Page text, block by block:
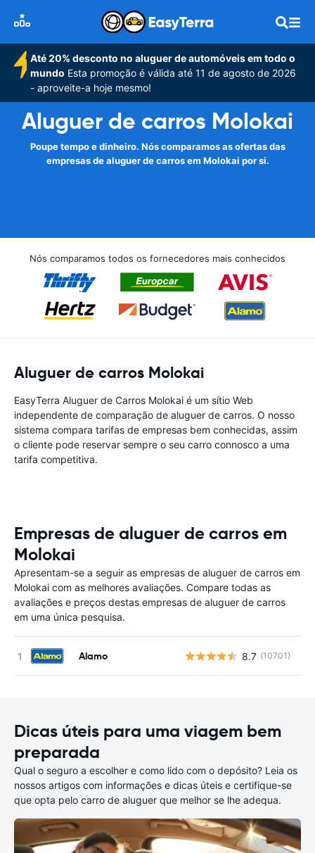
Até 20% desconto no aluguer de automóveis em todo o
mundo Esta promoção é válida até 11 de agosto de 2026
- aproveite-a hoje mesmo!
Aluguer de carros Molokai
Poupe tempo e dinheiro. Nós comparamos as ofertas das
empresas de aluguer de carros em Molokai por si.
Nós comparamos todos os fornecedores mais conhecidos
Aluguer de carros Molokai
EasyTerra Aluguer de Carros Molokai é um sítio Web
independente de comparação de aluguer de carros. O nosso
sistema compara tarifas de empresas bem conhecidas, assim
o cliente pode reservar sempre o seu carro connosco a uma
tarifa competitiva.
Empresas de aluguer de carros em
Molokai
Apresentam-se a seguir as empresas de aluguer de carros em
Molokai com as melhores avaliações. Compare todas as
avaliações e preços destas empresas de aluguer de carros
em uma única pesquisa.
Alamo 8.7 (10701)
Dicas úteis para uma viagem bem
preparada
Qual o seguro a escolher e como lido com o depósito? Leia os
nossos artigos com informações e dicas úteis e certifique-se
que opta pelo carro de aluguer que melhor se lhe adequa.